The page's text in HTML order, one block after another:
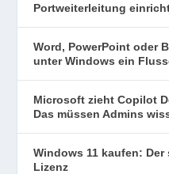
Portweiterleitung
Word, PowerPoint oder
unter Windows ein
Microsoft zieht Copilot
Das müssen Admins
Windows 11 kaufen:
Lizenz